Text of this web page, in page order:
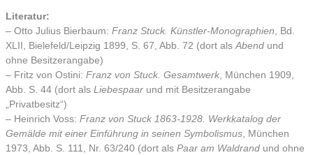
Literatur:
– Otto Julius Bierbaum: Franz Stuck. Künstler-Monographien , Bd.
XLII, Bielefeld/Leipzig 1899, S. 67, Abb. 72 (dort als Abend und
ohne Besitzerangabe)
– Fritz von Ostini: Franz von Stuck. Gesamtwerk , München 1909,
Abb. S. 44 (dort als Liebespaar und mit Besitzerangabe
„Privatbesitz“)
– Heinrich Voss: Franz von Stuck 1863-1928. Werkkatalog der
Gemälde mit einer Einführung in seinen Symbolismus , München
1973, Abb. S. 111, Nr. 63/240 (dort als Paar am Waldrand und ohne